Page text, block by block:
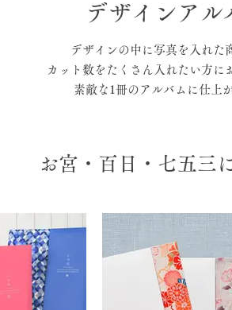
デザインアル
デザインの中に写真を入れた
カット数をたくさん入れたい方に
素敵な1冊のアルバムに仕上
お宮・百日・七五三